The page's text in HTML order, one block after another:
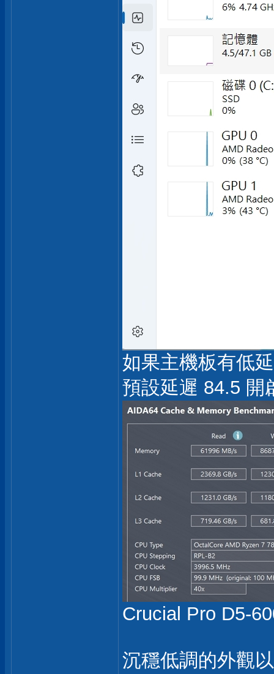
如果主機板有低
預設延遲 84.5 開
Crucial Pro D5-
沉穩低調的外觀